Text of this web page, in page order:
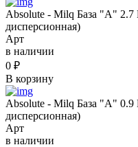
Absolute - Milq База "A" 2.7
дисперсионная)
Арт
в наличии
0 ₽
В корзину
Absolute - Milq База "A" 0.9
дисперсионная)
Арт
в наличии